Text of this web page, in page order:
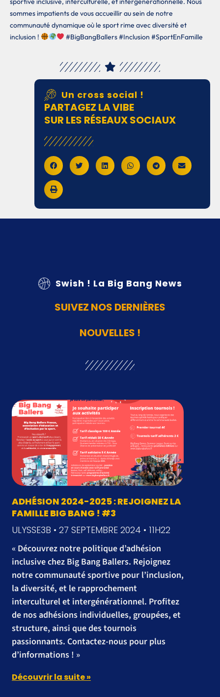
sommes impatients de vous accueillir au sein de notre
communauté dynamique où le sport rime avec diversité et
inclusion !
#BigBangBallers #Inclusion #SportEnFamille
Un cross social !
PARTAGEZ LA VIBE
SUR LES RÉSEAUX SOCIAUX
Swish ! La Big Bang News
SUIVEZ NOS DERNIÈRES
NOUVELLES !
ADHÉSION 2024-2025 : REJOIGNEZ LA
FAMILLE BIG BANG ! #3
ULYSSE3B
27 SEPTEMBRE 2024
11H22
« Découvrez notre politique d’adhésion
inclusive chez Big Bang Ballers. Rejoignez
notre communauté sportive pour l’inclusion,
la diversité, et le rapprochement
interculturel et intergénérationnel. Profitez
de nos adhésions individuelles, groupées, et
structure, ainsi que des tournois
passionnants. Contactez-nous pour plus
d’informations ! »
Découvrir la suite »